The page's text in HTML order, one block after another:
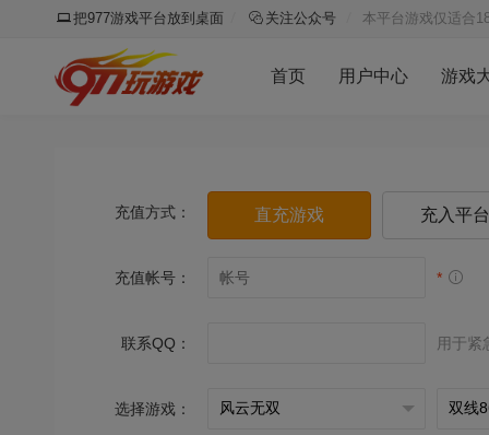
把977游戏平台放到桌面 关注公众号 本平台游戏仅适合
首页 用户中心 游戏
充值方式： 直充游戏 充入平
充值帐号： *
联系QQ： 用于紧
选择游戏：